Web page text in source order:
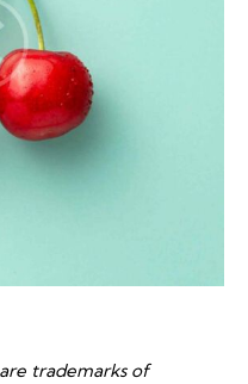
trademarks of